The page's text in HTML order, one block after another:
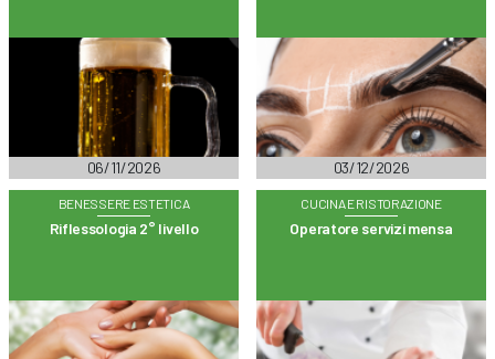
06/11/2026 03/12/2026
BENESSERE ESTETICA
Riflessologia 2° livello
CUCINA E RISTORAZIONE
Operatore servizi mensa